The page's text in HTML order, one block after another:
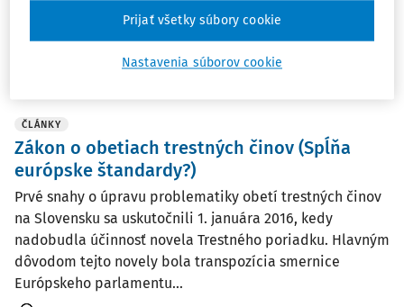
rešpektovanie súkromného a rodinného...
Referát analytických činností Ústavného súdu SR
/ 25 minút čítania
ČLÁNKY
Zákon o obetiach trestných činov (Spĺňa
európske štandardy?)
Prvé snahy o úpravu problematiky obetí trestných činov
na Slovensku sa uskutočnili 1. januára 2016, kedy
nadobudla účinnosť novela Trestného poriadku. Hlavným
dôvodom tejto novely bola transpozícia smernice
Európskeho parlamentu...
Nastavenia súborov cookie
Prijať všetky súbory cookie